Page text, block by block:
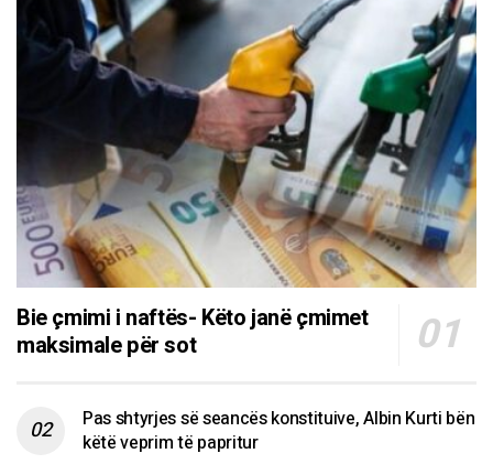
Bie çmimi i naftës- Këto janë çmimet
maksimale për sot
Pas shtyrjes së seancës konstituive, Albin Kurti bën
këtë veprim të papritur